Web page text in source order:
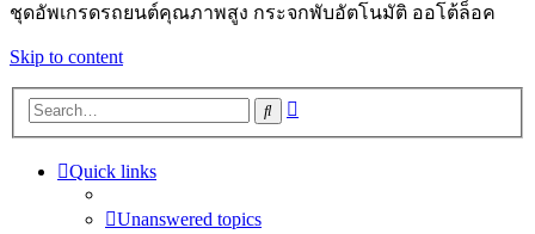
ชุดอัพเกรดรถยนต์คุณภาพสูง กระจกพับอัตโนมัติ ออโต้ล็อค
Skip to content
Search
Quick links
Unanswered topics